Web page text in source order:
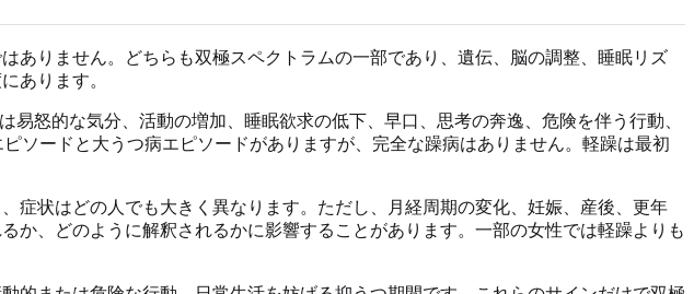
ありません。どちらも双極スペクトラムの一部であり、遺伝、脳の調整、睡眠リズ
あります。
怒的な気分、活動の増加、睡眠欲求の低下、早口、思考の奔逸、危険を伴う行動、
ソードと大うつ病エピソードがありますが、完全な躁病はありません。軽躁は最初
症状はどの人でも大きく異なります。ただし、月経周期の変化、妊娠、産後、更年
、どのように解釈されるかに影響することがあります。一部の女性では軽躁よりも